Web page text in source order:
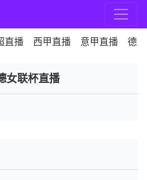
直播 西甲直播 意甲直播 德
女联杯直播